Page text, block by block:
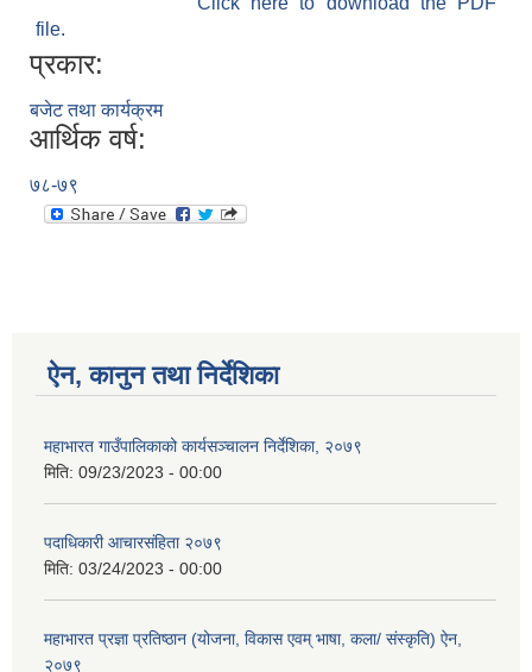
file.
प्रकार:
बजेट तथा कार्यक्रम
आर्थिक वर्ष:
७८-७९
ऐन, कानुन तथा निर्देशिका
महाभारत गाउँपालिकाको कार्यसञ्‍चालन निर्देशिका, २०७९
मिति: 09/23/2023 - 00:00
पदाधिकारी आचारसंहिता २०७९
मिति: 03/24/2023 - 00:00
महाभारत प्रज्ञा प्रतिष्ठान (योजना, विकास एवम् भाषा, कला/ संस्कृति) ऐन,
२०७९